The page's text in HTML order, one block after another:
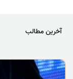
آخرین مطالب